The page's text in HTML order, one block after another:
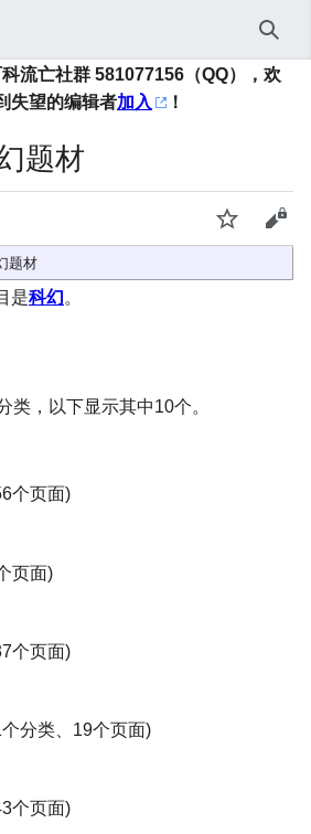
搜索
流亡社群 581077156（QQ），欢
失望的编辑者加入 ！
题材
监视 查
题材
是科幻。
类，以下显示其中10个。
个页面)
页面)
个页面)
个分类、​19个页面)
个页面)